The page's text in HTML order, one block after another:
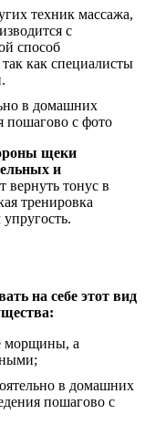
техник массажа,
с
способ
как специалисты
щеки
и
вернуть тонус в
тренировка
на себе этот вид
морщины, а